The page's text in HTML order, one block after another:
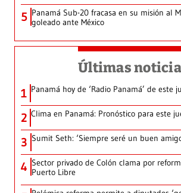
5 Panamá Sub-20 fracasa en su misión al
goleado ante México
Últimas
1 Panamá hoy de ‘Radio Panamá’ de este
2 Clima en Panamá: Pronóstico para este
3 Sumit Seth: ‘Siempre seré un buen
4 Sector privado de Colón clama por
Puerto Libre